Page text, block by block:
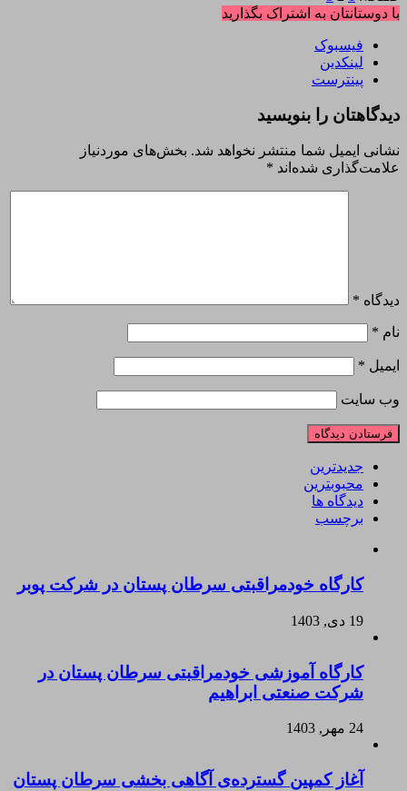
با دوستانتان به اشتراک بگذارید
فیسبوک
لینکدین
پینترست
دیدگاهتان را بنویسید
نشانی ایمیل شما منتشر نخواهد شد. بخش‌های موردنیاز
علامت‌گذاری شده‌اند *
دیدگاه *
نام *
ایمیل *
وب‌ سایت
جدیدترین
محبوبترین
دیدگاه ها
برچسب
کارگاه خودمراقبتی سرطان پستان در شرکت پوبر
19 دی, 1403
کارگاه آموزشی خودمراقبتی سرطان پستان در
شرکت صنعتی ابراهیم
24 مهر, 1403
آغاز کمپین گسترده‌ی آگاهی بخشی سرطان پستان